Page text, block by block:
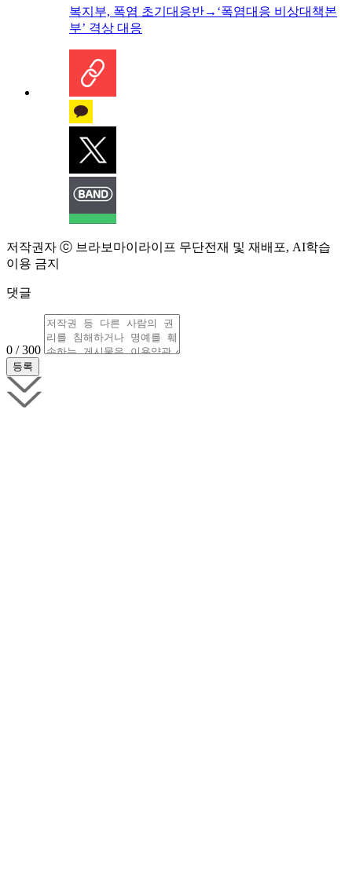
복지부, 폭염 초기대응반→‘폭염대응 비상대책본
부’ 격상 대응
저작권자 ⓒ 브라보마이라이프 무단전재 및 재배포, AI학습
이용 금지
댓글
0 / 300